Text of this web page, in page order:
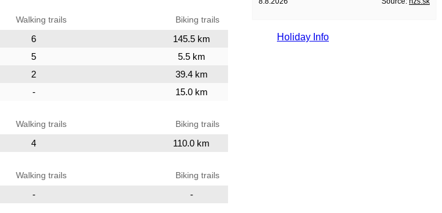
Walking trails Biking trails
6
145.5 km
5
5.5 km
2
39.4 km
- 15.0 km
Walking trails Biking trails
4 110.0 km
Walking trails Biking trails
- -
Holiday Info